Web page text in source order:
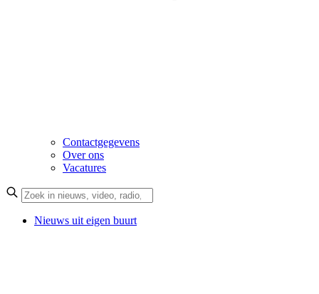
Contactgegevens
Over ons
Vacatures
Nieuws uit eigen buurt